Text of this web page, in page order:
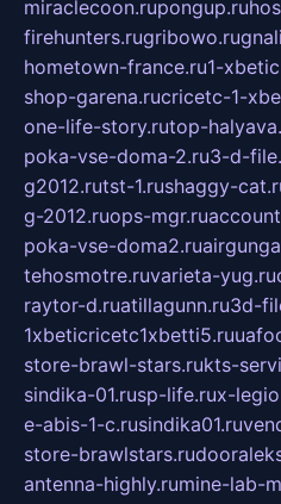
miraclecoon.rupongup.ru
firehunters.rugribowo.ru
hometown-france.ru1-
shop-garena.rucricetc-1-
one-life-story.rutop-
poka-vse-doma-2.ru3-d-
g2012.rutst-1.rushaggy-
g-2012.ruops-mgr.ru
poka-vse-doma2.ru
tehosmotre.ruvarieta-yug.ru
raytor-d.ruatillagunn.ru3d-
1xbeticricetc1xbetti5.ru
store-brawl-stars.rukts-
sindika-01.rusp-life.rux-
e-abis-1-c.rusindika01.ru
store-brawlstars.ru
antenna-highly.rumine-lab-